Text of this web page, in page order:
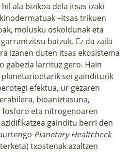
ala bizikoa dela itsas izaki
–itsas trikuen
molusku oskoldunak eta
batzuk. Ez da zaila
izanen duten itsas ekosistema
gabezia larrituz gero. Hain
sei gainditurik
efektua, ur gezaren
bioaniztasuna,
fosforo eta nitrogenoaren
gainditu berri den
Planetary Healtcheck
txostenakazaltzen